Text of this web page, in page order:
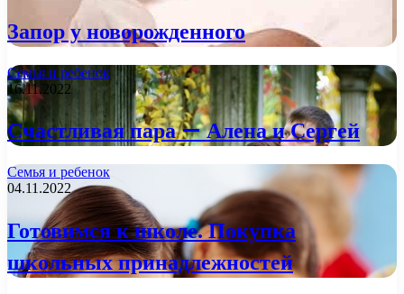
Запор у новорожденного
Семья и ребенок
16.11.2022
Счастливая пара — Алена и Сергей
Семья и ребенок
04.11.2022
Готовимся к школе. Покупка
школьных принадлежностей